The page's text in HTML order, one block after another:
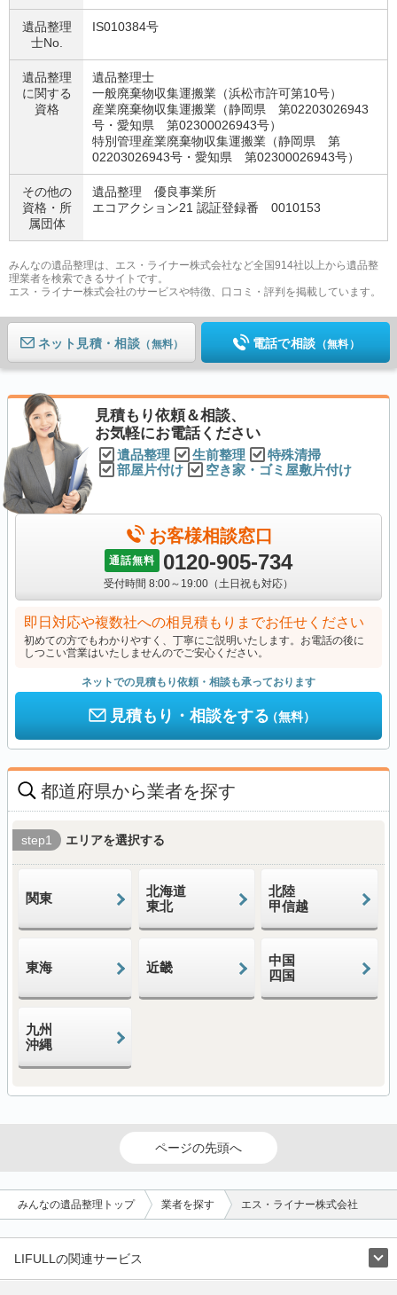
遺品整理
士No.
IS010384号
遺品整理
に関する
資格
遺品整理士
一般廃棄物収集運搬業（浜松市許可第10号）
産業廃棄物収集運搬業（静岡県 第02203026943
号・愛知県 第02300026943号）
特別管理産業廃棄物収集運搬業（静岡県 第
02203026943号・愛知県 第02300026943号）
その他の
資格・ 所
属団体
遺品整理 優良事業所
エコアクション21 認証登録番 0010153
みんなの遺品整理は、エス・ライナー株式会社など全国914社以上から遺品整
理業者を検索できるサイトです。
エス・ライナー株式会社のサービスや特徴、口コミ・評判を掲載しています。
ネット見積 （無料） 電話で相談 （無料）
見積もり依頼＆相談、
お気軽にお電話ください
遺品整理 生前整理
特殊清掃
部屋片付け
空き家・ゴミ屋敷片付け
お客様相談窓口
通話無料 0120-905-734
受付時間 8:00～19:00（土日祝も対応）
即日対応や複数社への相見積もりまでお任せください
初めての方でもわかりやすく、丁寧にご説明いたします。お電話の後に
しつこい営業はいたしませんのでご安心ください。
ネットでの見積もり依頼・相談も承っております
見積もり・相談をする（無料）
都道府県から業者を探す
step1 エリアを選択する
関東
北海道
東北
北陸
甲信越
東海 近畿
中国
四国
九州
沖縄
ページの先頭へ
みんなの遺品整理トップ 業者を探す エス・ライナー株式会社
LIFULLの関連サービス